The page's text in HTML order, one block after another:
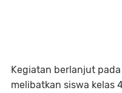
Kegiatan berlanjut
melibatkan siswa kelas